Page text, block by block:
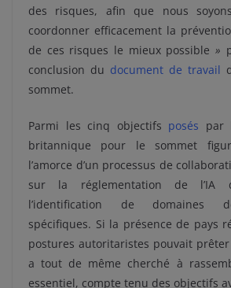
des risques, afin que nous
coordonner efficacement la
de ces risques le mieux possible »
conclusion du document de travail
sommet.
Parmi les cinq objectifs posés par
britannique pour le sommet
l’amorce d’un processus de
sur la réglementation de l’IA
l’identification de domaines
spécifiques. Si la présence de pays
postures autoritaristes pouvait
a tout de même cherché à
essentiel, compte tenu des objectifs